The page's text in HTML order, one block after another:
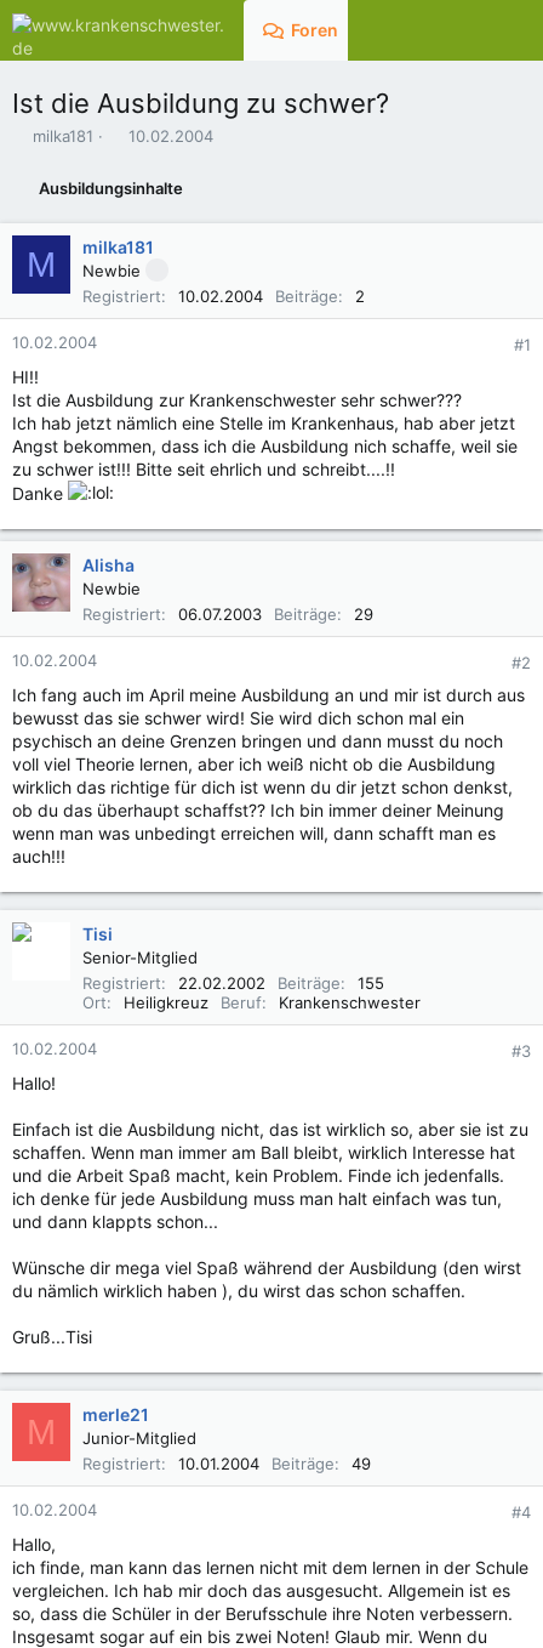
Foren
Ist die Ausbildung zu schwer?
E
e
l
milka181
E
s
t
e
l
l
10.02.2004
Ausbildungsinhalte
M milka181
Newbie
Registriert
10.02.2004 Beiträge 2
10.02.2004 #1
HI!!
Ist die Ausbildung zur Krankenschwester sehr schwer???
Ich hab jetzt nämlich eine Stelle im Krankenhaus, hab aber jetzt
Angst bekommen, dass ich die Ausbildung nich schaffe, weil sie
zu schwer ist!!! Bitte seit ehrlich und schreibt....!!
Danke
Alisha
Newbie
Registriert
06.07.2003 Beiträge 29
10.02.2004 #2
Ich fang auch im April meine Ausbildung an und mir ist durch aus
bewusst das sie schwer wird! Sie wird dich schon mal ein
psychisch an deine Grenzen bringen und dann musst du noch
voll viel Theorie lernen, aber ich weiß nicht ob die Ausbildung
wirklich das richtige für dich ist wenn du dir jetzt schon denkst,
ob du das überhaupt schaffst?? Ich bin immer deiner Meinung
wenn man was unbedingt erreichen will, dann schafft man es
auch!!!
Tisi
Senior-Mitglied
Registriert
22.02.2002 Beiträge
155
Ort
Heiligkreuz Beruf Krankenschwester
10.02.2004 #3
Hallo!
Einfach ist die Ausbildung nicht, das ist wirklich so, aber sie ist zu
schaffen. Wenn man immer am Ball bleibt, wirklich Interesse hat
und die Arbeit Spaß macht, kein Problem. Finde ich jedenfalls.
ich denke für jede Ausbildung muss man halt einfach was tun,
und dann klappts schon...
Wünsche dir mega viel Spaß während der Ausbildung (den wirst
du nämlich wirklich haben ), du wirst das schon schaffen.
Gruß...Tisi
M merle21
Junior-Mitglied
Registriert
10.01.2004 Beiträge 49
10.02.2004 #4
Hallo,
ich finde, man kann das lernen nicht mit dem lernen in der Schule
vergleichen. Ich hab mir doch das ausgesucht. Allgemein ist es
so, dass die Schüler in der Berufsschule ihre Noten verbessern.
Insgesamt sogar auf ein bis zwei Noten! Glaub mir. Wenn du